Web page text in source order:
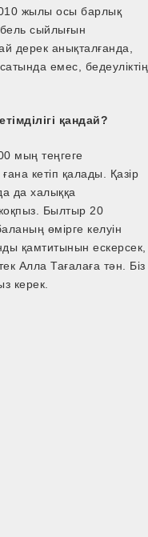
жылы осы барлық
сыйлығын
дерек анықталғанда,
емес, бедеуліктің
қандай?
мың теңгеге
кетіп қалады. Қазір
да халыққа
Былтыр 20
өмірге келуін
қамтитынын ескерсек,
Алла Тағалаға тән. Біз
керек.